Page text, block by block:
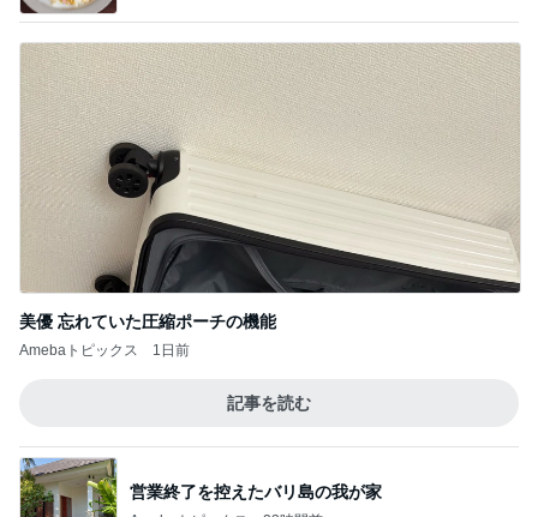
美優 忘れていた圧縮ポーチの機能
Amebaトピックス 1日前
記事を読む
営業終了を控えたバリ島の我が家